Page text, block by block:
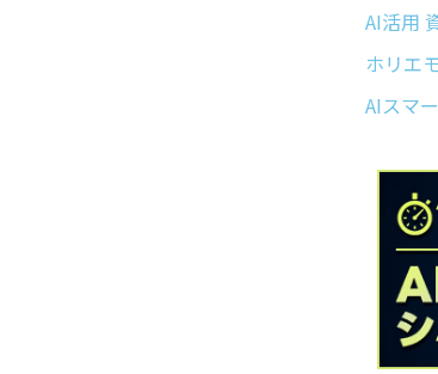
AI活用
ホリエ
AIスマ